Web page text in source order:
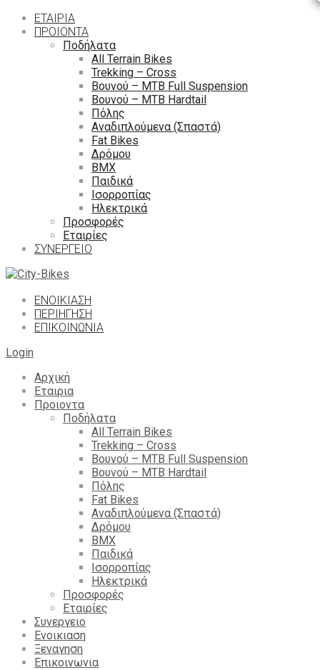
ΕΤΑΙΡΙΑ
ΠΡΟΙΟΝΤΑ
Ποδήλατα
All Terrain Bikes
Trekking – Cross
Βουνού – MTB Full Suspension
Βουνού – MTB Hardtail
Πόλης
Αναδιπλούμενα (Σπαστά)
Fat Bikes
Δρόμου
ΒΜΧ
Παιδικά
Ισορροπίας
Ηλεκτρικά
Προσφορές
Εταιρίες
ΣΥΝΕΡΓΕΙΟ
ΕΝΟΙΚΙΑΣΗ
ΠΕΡΙΉΓΗΣΗ
ΕΠΙΚΟΙΝΩΝΙΑ
Login
Αρχική
Εταιρια
Προιοντα
Ποδήλατα
All Terrain Bikes
Trekking – Cross
Βουνού – MTB Full Suspension
Βουνού – MTB Hardtail
Πόλης
Fat Bikes
Αναδιπλούμενα (Σπαστά)
Δρόμου
BMX
Παιδικά
Ισορροπίας
Ηλεκτρικά
Προσφορές
Εταιρίες
Συνεργειο
Ενοικιαση
Ξεναγηση
Επικοινωνια